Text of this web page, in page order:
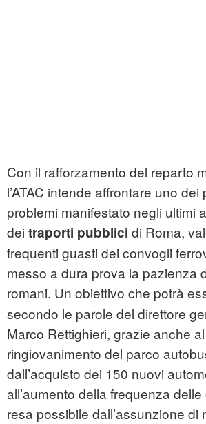
Con il rafforzamento del reparto
l’ATAC intende affrontare uno dei
problemi manifestato negli ultimi
dei traporti pubblici di Roma,
frequenti guasti dei convogli
messo a dura prova la pazienza
romani. Un obiettivo che potrà
secondo le parole del direttore
Marco Rettighieri, grazie anche al
ringiovanimento del parco
dall’acquisto dei 150 nuovi
all’aumento della frequenza
resa possibile dall’assunzione di